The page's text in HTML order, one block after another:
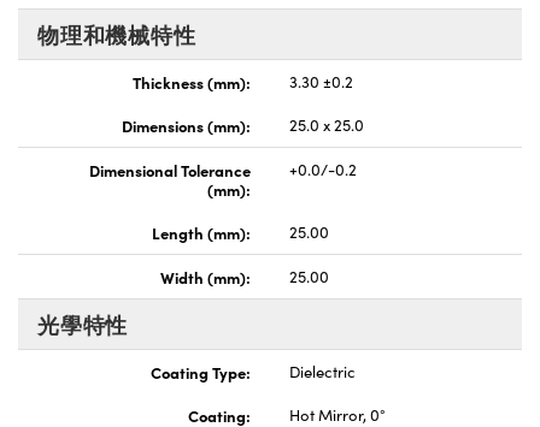
物理和機械特性
Thickness (mm):
3.30 ±0.2
Dimensions (mm):
25.0 x 25.0
Dimensional Tolerance
(mm):
+0.0/-0.2
Length (mm): 25.00
Width (mm): 25.00
光學特性
Coating Type:
Dielectric
Coating:
Hot Mirror, 0°